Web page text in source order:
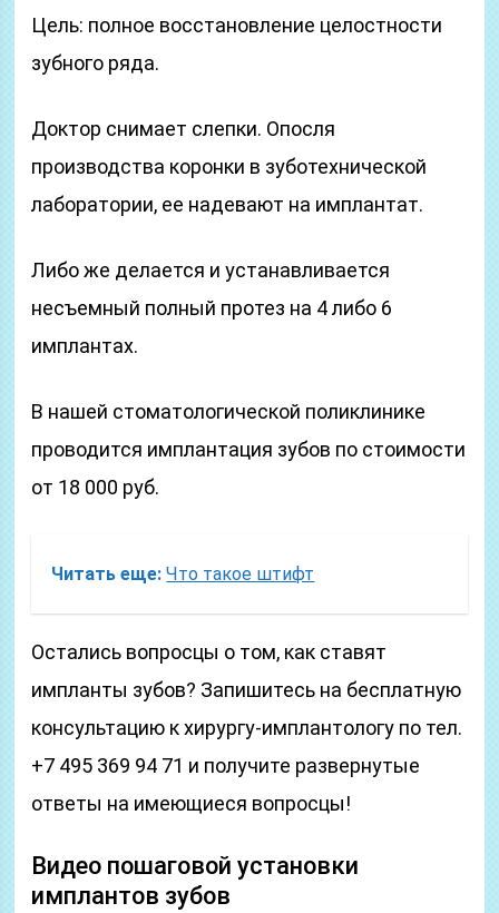
Цель: полное восстановление целостности
зубного ряда.
Доктор снимает слепки. Опосля
производства коронки в зуботехнической
лаборатории, ее надевают на имплантат.
Либо же делается и устанавливается
несъемный полный протез на 4 либо 6
имплантах.
В нашей стоматологической поликлинике
проводится имплантация зубов по стоимости
от 18 000 руб.
Читать еще: Что такое штифт
Остались вопросцы о том, как ставят
импланты зубов? Запишитесь на бесплатную
консультацию к хирургу-имплантологу по тел.
+7 495 369 94 71 и получите развернутые
ответы на имеющиеся вопросцы!
Видео пошаговой установки
имплантов зубов